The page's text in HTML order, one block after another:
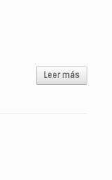
Leer más